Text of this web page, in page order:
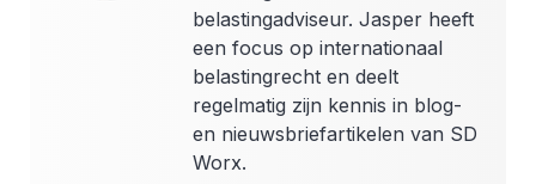
belastingadviseur. Jasper heeft
een focus op internationaal
belastingrecht en deelt
regelmatig zijn kennis in blog-
en nieuwsbriefartikelen van SD
Worx.